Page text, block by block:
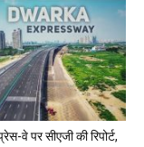
वे पर सीएजी की रिपोर्ट,